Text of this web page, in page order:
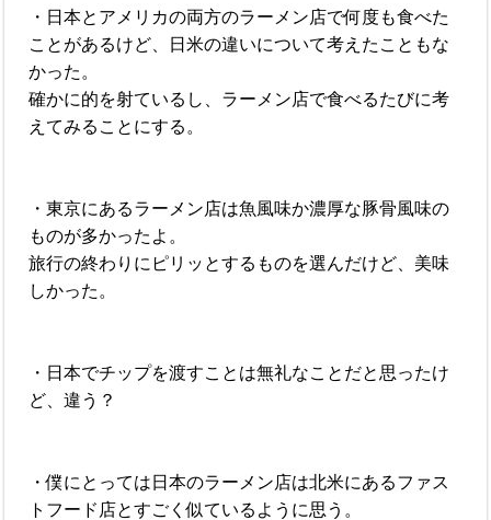
・日本とアメリカの両方のラーメン店で何度も食べた
ことがあるけど、日米の違いについて考えたこともな
かった。
確かに的を射ているし、ラーメン店で食べるたびに考
えてみることにする。
・東京にあるラーメン店は魚風味か濃厚な豚骨風味の
ものが多かったよ。
旅行の終わりにピリッとするものを選んだけど、美味
しかった。
・日本でチップを渡すことは無礼なことだと思ったけ
ど、違う？
・僕にとっては日本のラーメン店は北米にあるファス
トフード店とすごく似ているように思う。